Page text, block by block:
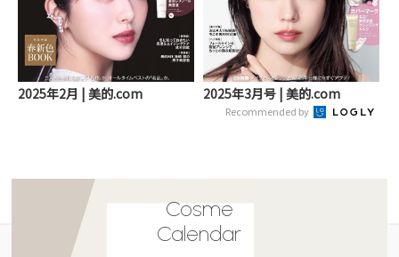
2025年2月 | 美的.com 2025年3月号 | 美的.com
Recommended by
Cosme
Calendar